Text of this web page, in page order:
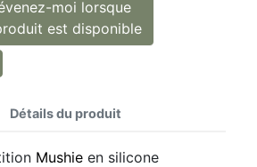
moi lorsque
est disponible
Détails du produit
Mushie en silicone